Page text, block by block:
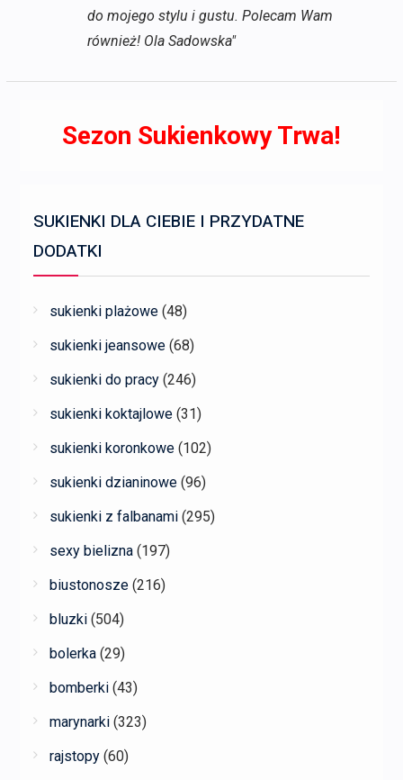
do mojego stylu i gustu. Polecam Wam
również! Ola Sadowska"
Sezon Sukienkowy Trwa!
SUKIENKI DLA CIEBIE I PRZYDATNE
DODATKI
sukienki plażowe (48)
sukienki jeansowe (68)
sukienki do pracy (246)
sukienki koktajlowe (31)
sukienki koronkowe (102)
sukienki dzianinowe (96)
sukienki z falbanami (295)
sexy bielizna (197)
biustonosze (216)
bluzki (504)
bolerka (29)
bomberki (43)
marynarki (323)
rajstopy (60)